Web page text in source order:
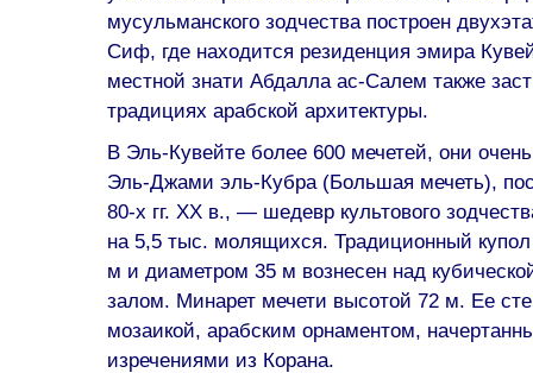
мусульманского зодчества построен
Сиф, где находится резиденция эмира
местной знати Абдалла ас-Салем также
традициях арабской архитектуры.
В Эль-Кувейте более 600 мечетей, они
Эль-Джами эль-Кубра (Большая мечеть),
80-х гг. XX в., — шедевр культового
на 5,5 тыс. молящихся. Традиционный
м и диаметром 35 м вознесен над
залом. Минарет мечети высотой 72 м. Ее
мозаикой, арабским орнаментом,
изречениями из Корана.